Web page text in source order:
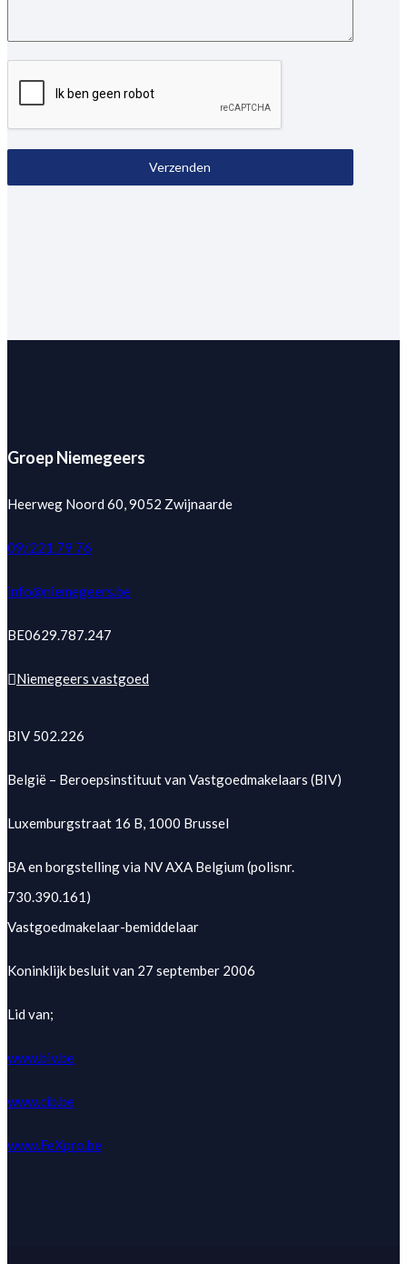
Verzenden
Groep Niemegeers
Heerweg Noord 60, 9052 Zwijnaarde
09/221 79 76
info@niemegeers.be
BE0629.787.247
Niemegeers vastgoed
BIV 502.226
België – Beroepsinstituut van Vastgoedmakelaars (BIV)
Luxemburgstraat 16 B, 1000 Brussel
BA en borgstelling via NV AXA Belgium (polisnr.
730.390.161)
Vastgoedmakelaar-bemiddelaar
Koninklijk besluit van 27 september 2006
Lid van;
www.biv.be
www.cib.be
www.FeXpro.be